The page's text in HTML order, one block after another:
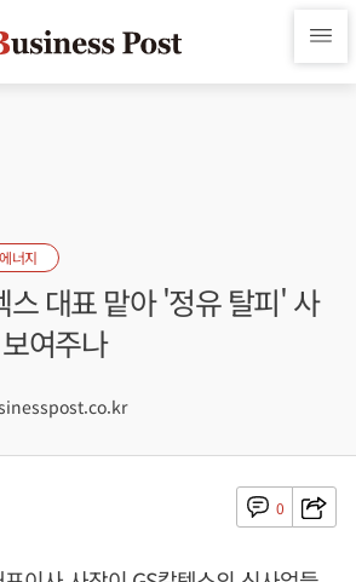
너지
스 대표 맡아 '정유 탈피' 사
여주나
0